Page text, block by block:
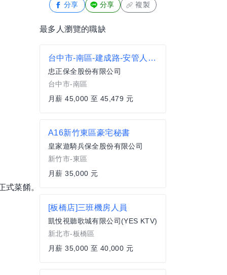
式菜餚。
分享 分享 複製
最多人瀏覽的職缺
台中市-南區-建成路-安管人員-夜班
忠正保全股份有限公司
台中市-南區
月薪 45,000 至 45,479 元
A16新竹東區豪宅秘書
皇家遊騎兵保全股份有限公司
新竹市-東區
月薪 35,000 元
[板橋店]三班機房人員
凱悅視聽歌城有限公司(YES KTV)
新北市-板橋區
月薪 35,000 至 40,000 元